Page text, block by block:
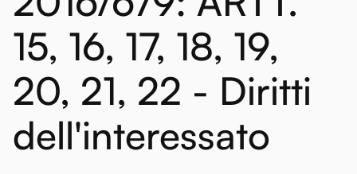
15, 16, 17, 18, 19,
20, 21, 22 - Diritti
dell'interessato